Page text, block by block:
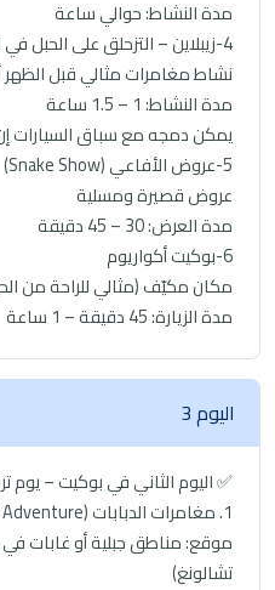
مدة النشاط: حوالي ساعة
4-زيبلاين – التزحلق على الحبل في الغابة
نشاط مغامرات مثالي قبل الظهر
مدة النشاط: 1 – 1.5 ساعة
يمكن دمجه مع سباق السيارات
5-عروض الأفاعي (Snake Show)
عروض قصيرة ومسلية
مدة العرض: 30 – 45 دقيقة
6-بوكيت أكواريوم
مكان مكيّف (مثالي للراحة من
مدة الزيارة: 45 دقيقة – 1 ساعة
اليوم 3
✅ اليوم الثاني في بوكيت – يوم
1. مغامرات الدبابات (ATV Adventure)
موقع: مناطق جبلية أو غابات في
تشالونغ)